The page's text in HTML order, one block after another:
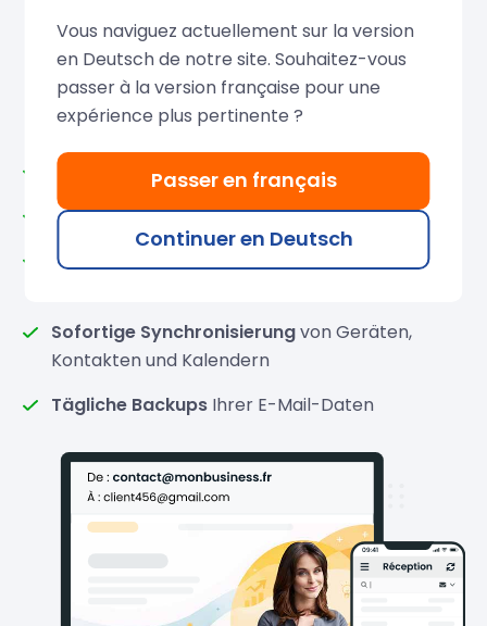
einrichten können, die sowohl für
Privatpersonen
als auch für Unternehmengeeignet ist. Jeder Plan
enthält alles, was Sie brauchen:
Marken-E-Mail-Adressemit Ihrer Domain
Erweitertes RoundcubeWebmail
Kompatibel
mit Gmail, Outlook, Yahoo, Apple
Sofortige Synchronisierungvon Geräten,
Kontakten und Kalendern
Tägliche Backups Ihrer E-Mail-Daten
Vous naviguez actuellement sur la version
en Deutsch de notre site. Souhaitez-vous
passer à la version française pour une
expérience plus pertinente ?
Passer en français
Continuer en Deutsch